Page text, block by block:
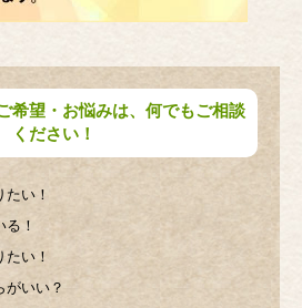
希望・お悩みは、何でもご相談
ください！
い！
！
い！
がいい？